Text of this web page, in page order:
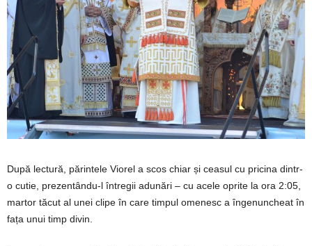
După lectură, părintele Viorel a scos chiar și ceasul cu pricina dintr-
o cutie, prezentându-l întregii adunări – cu acele oprite la ora 2:05,
martor tăcut al unei clipe în care timpul omenesc a îngenuncheat în
fața unui timp divin.